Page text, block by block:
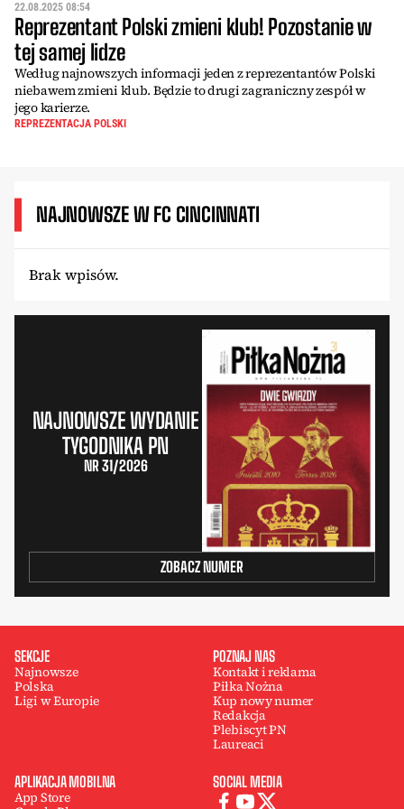
22.08.2025 08:54
Reprezentant Polski zmieni klub! Pozostanie w
tej samej lidze
Według najnowszych informacji jeden z reprezentantów Polski
niebawem zmieni klub. Będzie to drugi zagraniczny zespół w
jego karierze.
REPREZENTACJA POLSKI
NAJNOWSZE W FC CINCINNATI
Brak wpisów.
NAJNOWSZE WYDANIE
TYGODNIKA PN
NR 31/2026
ZOBACZ NUMER
SEKCJE
Najnowsze
Polska
Ligi w Europie
POZNAJ NAS
Kontakt i reklama
Piłka Nożna
Kup nowy numer
Redakcja
Plebiscyt PN
Laureaci
APLIKACJA MOBILNA
App Store
SOCIAL MEDIA